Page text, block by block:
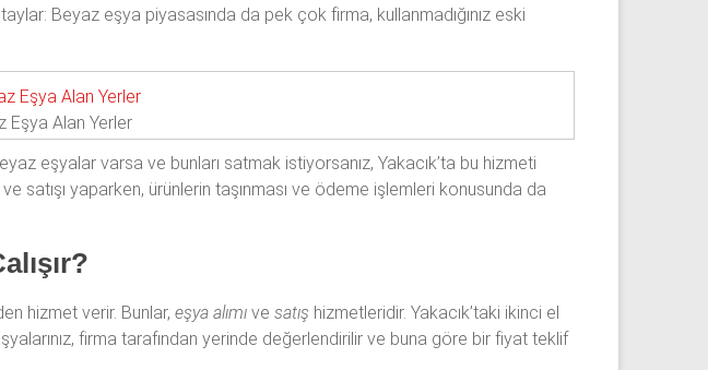
Beyaz eşya piyasasında da pek çok firma, kullanmadığınız eski
Eşya Alan Yerler
eşyalar varsa ve bunları satmak istiyorsanız, Yakacık’ta bu hizmeti
satışı yaparken, ürünlerin taşınması ve ödeme işlemleri konusunda da
hizmet verir. Bunlar, eşya alımı ve satış hizmetleridir. Yakacık’taki ikinci el
firma tarafından yerinde değerlendirilir ve buna göre bir fiyat teklif